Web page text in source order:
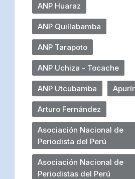
ANP Huaraz
ANP Quillabamba
ANP Tarapoto
ANP Uchiza - Tocache
ANP Utcubamba
Arturo Fernández
Asociación Nacional de
Periodista del Perú
Asociación Nacional de
Periodistas del Perú